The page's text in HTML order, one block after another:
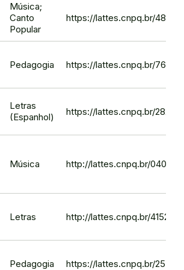
Música;
Canto
Popular
https://lattes.cnpq.br/
Pedagogia https://lattes.cnpq.br/
Letras
(Espanhol)
https://lattes.cnpq.br/
Música http://lattes.cnpq.br/
Letras http://lattes.cnpq.br/
Pedagogia https://lattes.cnpq.br/